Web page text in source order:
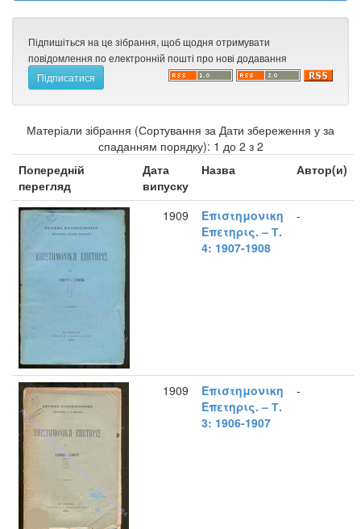
Підпишіться на це зібрання, щоб щодня отримувати
повідомлення по електронній пошті про нові додавання
Матеріали зібрання (Сортування за Дати збереження у за
спаданням порядку): 1 до 2 з 2
Попередній
перегляд
Дата
випуску
Назва Автор(и)
1909
Επιστημονικη
Επετηρις. – Т.
4: 1907-1908
-
1909
Επιστημονικη
Επετηρις. – Т.
3: 1906-1907
-